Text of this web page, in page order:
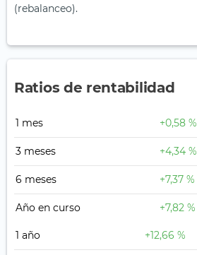
(rebalanceo).
Ratios de rentabilidad
1 mes +0,58 %
3 meses +4,34 %
6 meses +7,37 %
Año en curso +7,82 %
1 año +12,66 %